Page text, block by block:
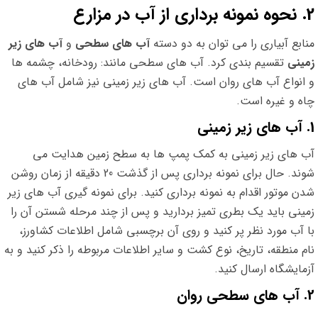
2. نحوه نمونه برداری از آب در مزارع
منابع آبیاری را می توان به دو دسته آب های سطحی و آب های زیر
زمینی تقسیم بندی کرد. آب های سطحی مانند: رودخانه، چشمه ها
و انواع آب های روان است. آب های زیر زمینی نیز شامل آب های
چاه و غیره است.
1. آب های زیر زمینی
آب های زیر زمینی به کمک پمپ ها به سطح زمین هدایت می
شوند. حال برای نمونه برداری پس از گذشت 20 دقیقه از زمان روشن
شدن موتور اقدام به نمونه برداری کنید. برای نمونه گیری آب های زیر
زمینی باید یک بطری تمیز بردارید و پس از چند مرحله شستن آن را
با آب مورد نظر پر کنید و روی آن برچسبی شامل اطلاعات کشاورز،
نام منطقه، تاریخ، نوع کشت و سایر اطلاعات مربوطه را ذکر کنید و به
آزمایشگاه ارسال کنید.
2. آب های سطحی روان